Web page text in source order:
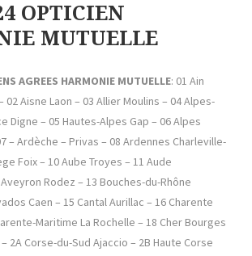
OPTICIEN
MUTUELLE
AGREES HARMONIE MUTUELLE: 01 Ain
02 Aisne Laon – 03 Allier Moulins – 04 Alpes-
Digne – 05 Hautes-Alpes Gap – 06 Alpes
– Ardèche – Privas – 08 Ardennes Charleville-
Foix – 10 Aube Troyes – 11 Aude
Rodez – 13 Bouches-du-Rhône
Caen – 15 Cantal Aurillac – 16 Charente
Maritime La Rochelle – 18 Cher Bourges
2A Corse-du-Sud Ajaccio – 2B Haute Corse